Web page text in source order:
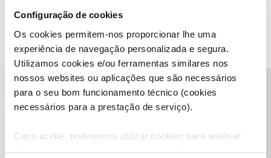
Configuração de cookies
Os cookies permitem-nos proporcionar lhe uma
experiência de navegação personalizada e segura.
Utilizamos cookies e/ou ferramentas similares nos
nossos websites ou aplicações que são necessários
para o seu bom funcionamento técnico (cookies
necessários para a prestação de serviço).
Caso aceite, poderemos utilizar cookies para analisar
como "Melhor Resposta" e faça "Like" nos melhores comentários.